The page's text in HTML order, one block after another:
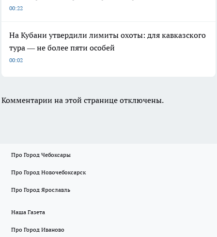
00:22
На Кубани утвердили лимиты охоты: для кавказского
тура — не более пяти особей
00:02
Комментарии на этой странице отключены.
Про Город Чебоксары
Про Город Новочебоксарск
Про Город Ярославль
Наша Газета
Про Город Иваново